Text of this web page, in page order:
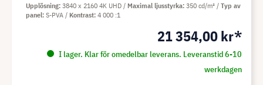
21 354,00 kr*
I lager. Klar för omedelbar leverans. Leveranstid 6-10
werkdagen
Upplösning 3840 x 2160 4K UHD Maximal ljusstyrka 350 cd/m²
Typ av
panel S-PVA Kontrast 4 000 :1